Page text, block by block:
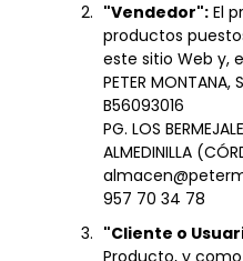
"Vendedor": El
productos
este sitio Web y,
PETER MONTANA,
B56093016
PG. LOS
ALMEDINILLA
957 70 34 78
"Cliente o
Producto, y